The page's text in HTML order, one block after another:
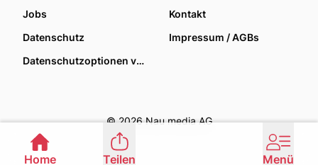
Jobs
Kontakt
Datenschutz
Impressum / AGBs
Datenschutzoptionen verwalten
© 2026 Nau media AG
Home Teilen Menü